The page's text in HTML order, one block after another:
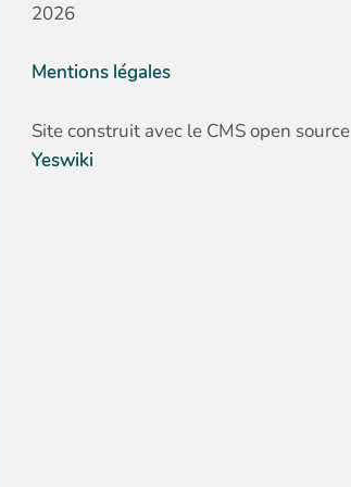
2026
Mentions légales
Site construit avec le CMS open source
Yeswiki